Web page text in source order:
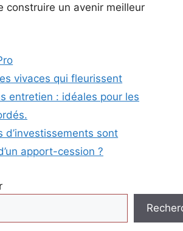
construire un avenir meilleur
vivaces qui fleurissent
entretien : idéales pour les
d’investissements sont
apport-cession ?